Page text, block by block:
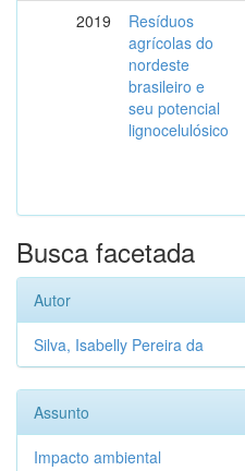
2019
Resíduos
agrícolas do
nordeste
brasileiro e
seu potencial
lignocelulósico
Busca facetada
Autor
Silva, Isabelly Pereira da
Assunto
Impacto ambiental